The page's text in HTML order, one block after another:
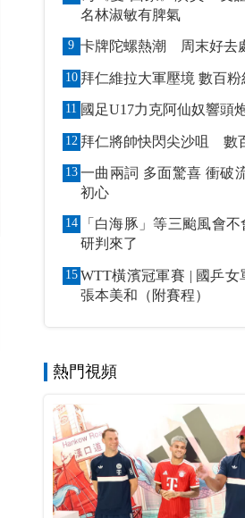
名林淑敏有脾氣
9 卡牌陀螺熱潮 周末好去
10 拜仁維拉大軍
11 國足U17力克阿仙奴響頭
12 拜仁將帥快閃尖沙咀 數
13 一曲兩詞 多面驚喜 衝破流量標籤 宋亞軒展澄澈
初心
14
「白海豚」等三颱風會
研判來了
15 WTT橫濱冠軍賽 | 國乒
張本美和（附賽程）
熱門視頻